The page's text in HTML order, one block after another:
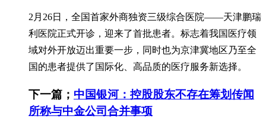
2月26日，全国首家外商独资三级综合医院——天津鹏瑞
利医院正式开诊，迎来了首批患者。标志着我国医疗领
域对外开放迈出重要一步，同时也为京津冀地区乃至全
国的患者提供了国际化、高品质的医疗服务新选择。
下一篇； 中国银河：控股股东不存在筹划传闻
所称与中金公司合并事项